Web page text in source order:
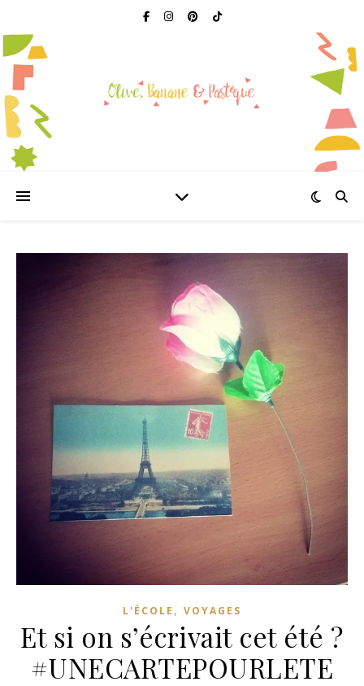
L'ÉCOLE , VOYAGES
Et si on s’écrivait cet été ?
#UNECARTEPOURLETE